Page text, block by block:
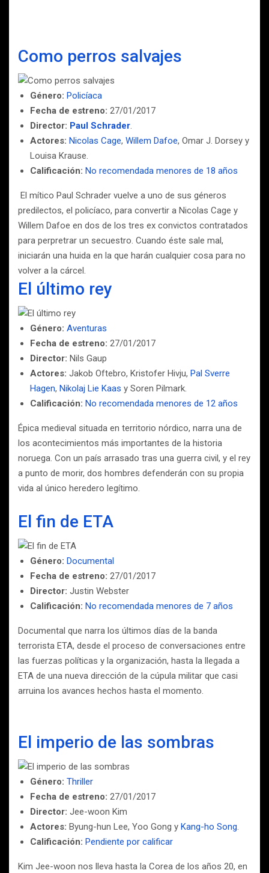
Como perros salvajes
Género: Policíaca
Fecha de estreno: 27/01/2017
Director: Paul Schrader.
Actores: Nicolas Cage, Willem Dafoe, Omar J. Dorsey y
Louisa Krause.
Calificación: No recomendada menores de 18 años
El mítico Paul Schrader vuelve a uno de sus géneros
predilectos, el policíaco, para convertir a Nicolas Cage y
Willem Dafoe en dos de los tres ex convictos contratados
para perpretrar un secuestro. Cuando éste sale mal,
iniciarán una huida en la que harán cualquier cosa para no
volver a la cárcel.
El último rey
Género: Aventuras
Fecha de estreno: 27/01/2017
Director: Nils Gaup
Actores: Jakob Oftebro, Kristofer Hivju, Pal Sverre
Hagen, Nikolaj Lie Kaas y Soren Pilmark.
Calificación: No recomendada menores de 12 años
Épica medieval situada en territorio nórdico, narra una de
los acontecimientos más importantes de la historia
noruega. Con un país arrasado tras una guerra civil, y el rey
a punto de morir, dos hombres defenderán con su propia
vida al único heredero legítimo.
El fin de ETA
Género: Documental
Fecha de estreno: 27/01/2017
Director: Justin Webster
Calificación: No recomendada menores de 7 años
Documental que narra los últimos días de la banda
terrorista ETA, desde el proceso de conversaciones entre
las fuerzas políticas y la organización, hasta la llegada a
ETA de una nueva dirección de la cúpula militar que casi
arruina los avances hechos hasta el momento.
El imperio de las sombras
Género: Thriller
Fecha de estreno: 27/01/2017
Director: Jee-woon Kim
Actores: Byung-hun Lee, Yoo Gong y Kang-ho Song.
Calificación: Pendiente por calificar
Kim Jee-woon nos lleva hasta la Corea de los años 20, en